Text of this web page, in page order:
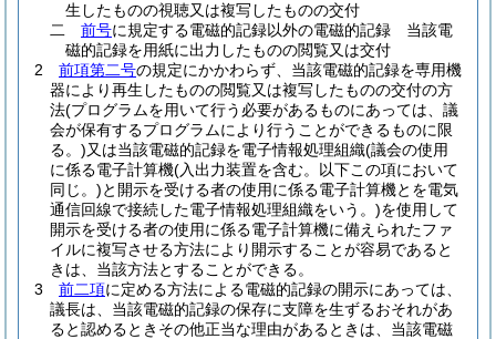
生したものの視聴又は複写したものの交付
二
前号に規定する電磁的記録以外の電磁的記録 当該電
磁的記録を用紙に出力したものの閲覧又は交付
2
前項第二号の規定にかかわらず、当該電磁的記録を専用機
器により再生したものの閲覧又は複写したものの交付の方
法(プログラムを用いて行う必要があるものにあっては、議
会が保有するプログラムにより行うことができるものに限
る。)又は当該電磁的記録を電子情報処理組織(議会の使用
に係る電子計算機(入出力装置を含む。以下この項において
同じ。)と開示を受ける者の使用に係る電子計算機とを電気
通信回線で接続した電子情報処理組織をいう。)を使用して
開示を受ける者の使用に係る電子計算機に備えられたファ
イルに複写させる方法により開示することが容易であると
きは、当該方法とすることができる。
3
前二項に定める方法による電磁的記録の開示にあっては、
議長は、当該電磁的記録の保存に支障を生ずるおそれがあ
ると認めるときその他正当な理由があるときは、当該電磁